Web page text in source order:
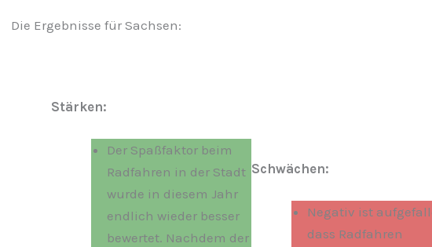
Die Ergebnisse für Sachsen:
Stärken:
Der Spaßfaktor beim
Radfahren in der Stadt
wurde in diesem Jahr
endlich wieder besser
bewertet. Nachdem der
Schwächen:
Negativ ist
dass Radfahren